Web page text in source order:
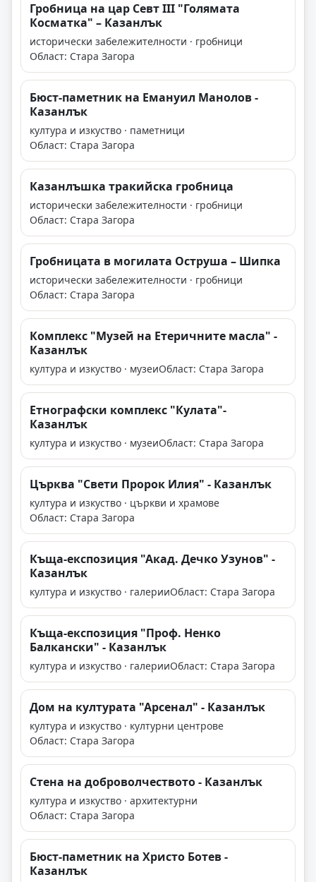
Гробница на цар Севт III "Голямата
Косматка" – Казанлък
исторически забележителности · гробници
Област: Стара Загора
Бюст-паметник на Емануил Манолов -
Казанлък
култура и изкуство · паметници
Област: Стара Загора
Казанлъшка тракийска гробница
исторически забележителности · гробници
Област: Стара Загора
Гробницата в могилата Оструша – Шипка
исторически забележителности · гробници
Област: Стара Загора
Комплекс "Музей на Етеричните масла" -
Казанлък
култура и изкуство · музеиОбласт: Стара Загора
Етнографски комплекс "Кулата"-
Казанлък
култура и изкуство · музеиОбласт: Стара Загора
Църква "Свети Пророк Илия" - Казанлък
култура и изкуство · църкви и храмове
Област: Стара Загора
Къща-експозиция "Акад. Дечко Узунов" -
Казанлък
култура и изкуство · галерииОбласт: Стара Загора
Къща-експозиция "Проф. Ненко
Балкански" - Казанлък
култура и изкуство · галерииОбласт: Стара Загора
Дом на културата "Арсенал" - Казанлък
култура и изкуство · културни центрове
Област: Стара Загора
Стена на доброволчеството - Казанлък
култура и изкуство · архитектурни
Област: Стара Загора
Бюст-паметник на Христо Ботев -
Казанлък